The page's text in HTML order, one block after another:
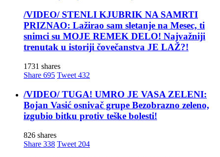
/VIDEO/ STENLI KJUBRIK NA SAMRTI
PRIZNAO: Lažirao sam sletanje na Mesec, ti
snimci su MOJE REMEK DELO! Najvažniji
trenutak u istoriji čovečanstva JE LAŽ?!
1731 shares
Share 695 Tweet 432
/VIDEO/ TUGA! UMRO JE VASA ZELENI:
Bojan Vasić osnivač grupe Bezobrazno zeleno,
izgubio bitku protiv teške bolesti!
826 shares
Share 338 Tweet 204